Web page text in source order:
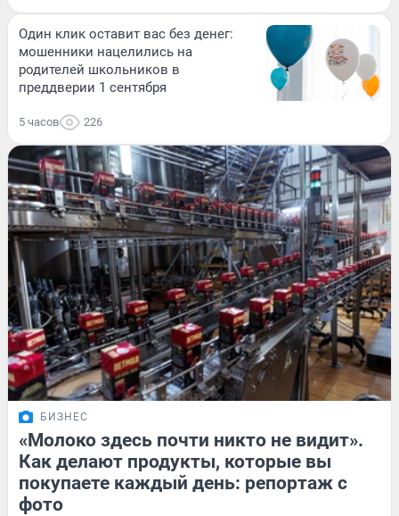
Один клик оставит вас без денег:
мошенники нацелились на
родителей школьников в
преддверии 1 сентября
5 часов 226
БИЗНЕС
«Молоко здесь почти никто не видит».
Как делают продукты, которые вы
покупаете каждый день: репортаж с
фото